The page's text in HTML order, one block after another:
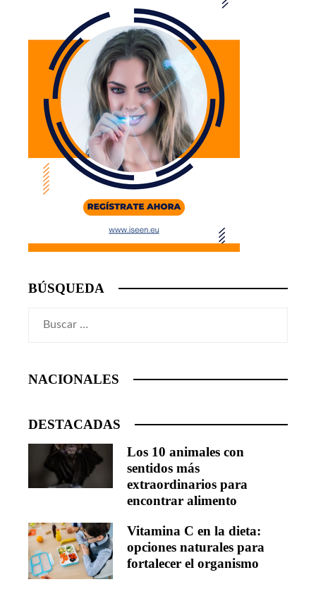
BÚSQUEDA
NACIONALES
DESTACADAS
Los 10 animales con
sentidos más
extraordinarios para
encontrar alimento
Vitamina C en la dieta:
opciones naturales para
fortalecer el organismo